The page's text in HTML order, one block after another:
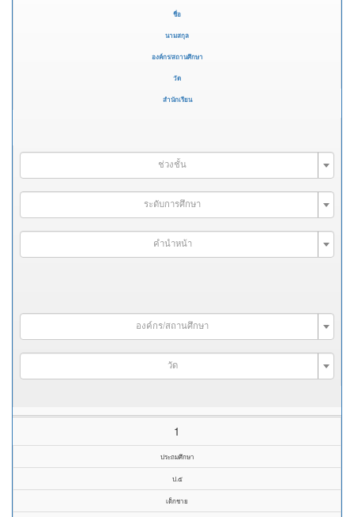
ชื่อ
นามสกุล
องค์กร/สถานศึกษา
วัด
สำนักเรียน
ช่วงชั้น
ระดับการศึกษา
คำนำหน้า
องค์กร/สถานศึกษา
วัด
1
ประถมศึกษา
ป.๕
เด็กชาย